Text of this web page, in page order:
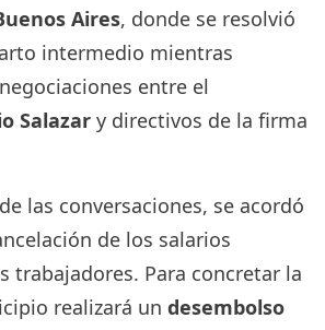
Aires, donde se resolvió
intermedio mientras
entre el
Salazary directivos de la firma
las conversaciones, se acordó
de los salarios
trabajadores. Para concretar la
realizará un desembolso